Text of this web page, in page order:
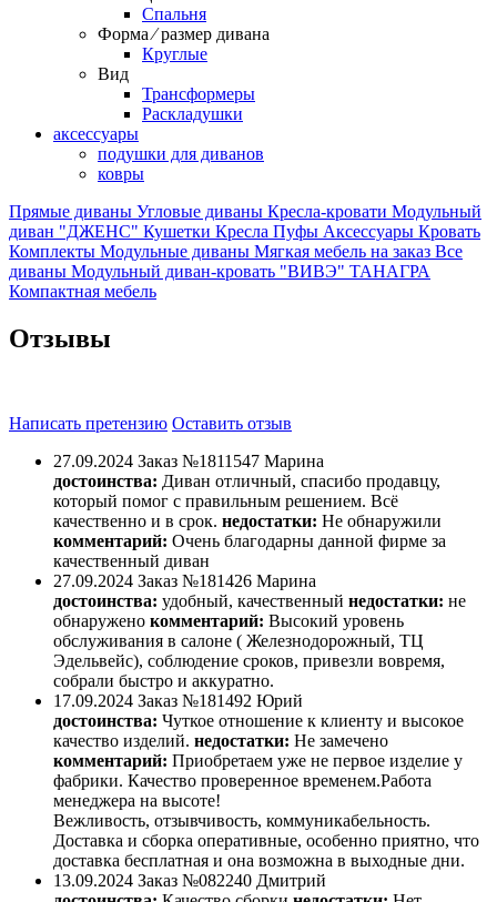
Спальня
Форма ⁄ размер дивана
Круглые
Вид
Трансформеры
Раскладушки
аксессуары
подушки для диванов
ковры
Прямые диваны Угловые диваны Кресла-кровати Модульный
диван "ДЖЕНС" Кушетки Кресла Пуфы Аксессуары Кровать
Комплекты Модульные диваны Мягкая мебель на заказ Все
диваны Модульный диван-кровать "ВИВЭ" ТАНАГРА
Компактная мебель
Отзывы
Написать претензию Оставить отзыв
27.09.2024 Заказ №1811547 Марина
достоинства: Диван отличный, спасибо продавцу,
который помог с правильным решением. Всё
качественно и в срок. недостатки: Не обнаружили
комментарий: Очень благодарны данной фирме за
качественный диван
27.09.2024 Заказ №181426 Марина
достоинства: удобный, качественный недостатки: не
обнаружено комментарий: Высокий уровень
обслуживания в салоне ( Железнодорожный, ТЦ
Эдельвейс), соблюдение сроков, привезли вовремя,
собрали быстро и аккуратно.
17.09.2024 Заказ №181492 Юрий
достоинства: Чуткое отношение к клиенту и высокое
качество изделий. недостатки: Не замечено
комментарий: Приобретаем уже не первое изделие у
фабрики. Качество проверенное временем.Работа
менеджера на высоте!
Вежливость, отзывчивость, коммуникабельность.
Доставка и сборка оперативные, особенно приятно, что
доставка бесплатная и она возможна в выходные дни.
13.09.2024 Заказ №082240 Дмитрий